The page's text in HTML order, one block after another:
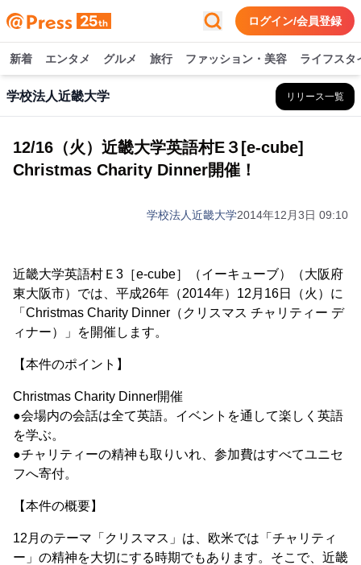
ログイン/会員登録
新着 エンタメ グルメ 旅行 ファッション・美容 ライフスタ
学校法人近畿大学 リリース一覧
12/16（火）近畿大学英語村E３[e-cube]
Christmas Charity Dinner開催！
学校法人近畿大学2014年12月3日 09:10
近畿大学英語村Ｅ3［e-cube］（イーキューブ）（大阪府
東大阪市）では、平成26年（2014年）12月16日（火）に
「Christmas Charity Dinner（クリスマス チャリティー デ
ィナー）」を開催します。
【本件のポイント】
Christmas Charity Dinner開催
●会場内の会話は全て英語。イベントを通して楽しく英語
を学ぶ。
●チャリティーの精神も取りいれ、参加費はすべてユニセ
フへ寄付。
【本件の概要】
12月のテーマ「クリスマス」は、欧米では「チャリティ
ー」の精神を大切にする時期でもあります。そこで、近畿